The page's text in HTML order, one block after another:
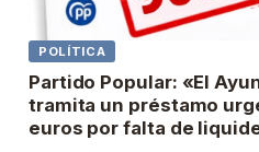
POLÍTICA
Partido Popular: «El
tramita un préstamo
euros por falta de